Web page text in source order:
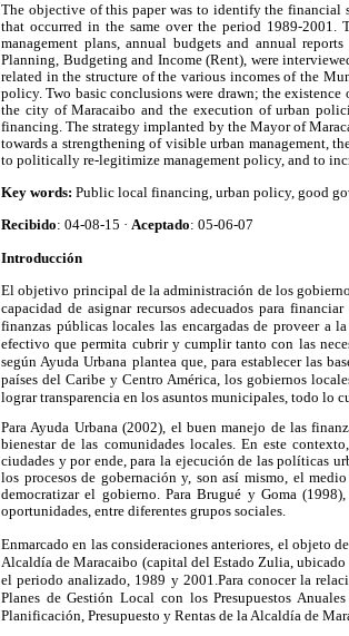
The objective of this paper was to identify the financial
that occurred in the same over the period 1989-
management plans, annual budgets and annual
Planning, Budgeting and Income (Rent), were
related in the structure of the various incomes of the
policy. Two basic conclusions were drawn; the
the city of Maracaibo and the execution of urban
financing. The strategy implanted by the Mayor of
towards a strengthening of visible urban management,
to politically re-legitimize management policy, and to
Key words: Public local financing, urban policy, good
Recibido: 04-08-15 · Aceptado: 05-06-07
Introducción
El objetivo principal de la administración de los
capacidad de asignar recursos adecuados para
finanzas públicas locales las encargadas de proveer a
efectivo que permita cubrir y cumplir tanto con las
según Ayuda Urbana plantea que, para establecer las
países del Caribe y Centro América, los gobiernos
lograr transparencia en los asuntos municipales, todo lo
Para Ayuda Urbana (2002), el buen manejo de las
bienestar de las comunidades locales. En este
ciudades y por ende, para la ejecución de las políticas
los procesos de gobernación y, son así mismo, el
democratizar el gobierno. Para Brugué y Goma
oportunidades, entre diferentes grupos sociales.
Enmarcado en las consideraciones anteriores, el objeto
Alcaldía de Maracaibo (capital del Estado Zulia,
el periodo analizado, 1989 y 2001.Para conocer la
Planes de Gestión Local con los Presupuestos
Planificación, Presupuesto y Rentas de la Alcaldía de